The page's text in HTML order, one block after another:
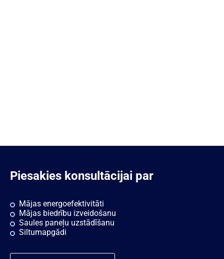
Piesakies konsultācijai par
Mājas energoefektivitāti
Mājas biedrību izveidošanu
Saules paneļu uzstādīšanu
Siltumapgādi